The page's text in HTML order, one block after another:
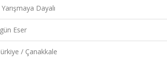
Yarışmaya Dayalı
Eser
/ Çanakkale